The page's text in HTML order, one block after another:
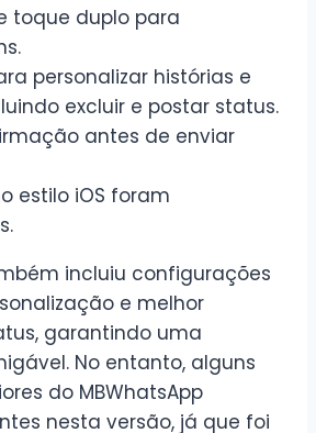
toque duplo para
personalizar histórias e
excluir e postar status.
antes de enviar
estilo iOS foram
incluiu configurações
e melhor
garantindo uma
No entanto, alguns
do MBWhatsApp
nesta versão, já que foi